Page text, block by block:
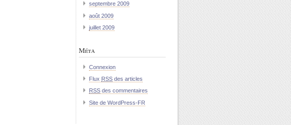
septembre 2009
août 2009
juillet 2009
Méta
Connexion
Flux RSS des articles
RSS des commentaires
Site de WordPress-FR